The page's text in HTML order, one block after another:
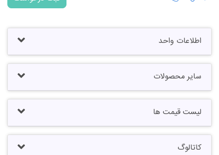
اطلاعات واحد
سایر محصولات
لیست قیمت ها
کاتالوگ